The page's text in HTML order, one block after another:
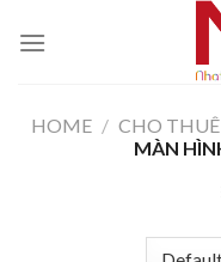
HOME / CHO
MÀN